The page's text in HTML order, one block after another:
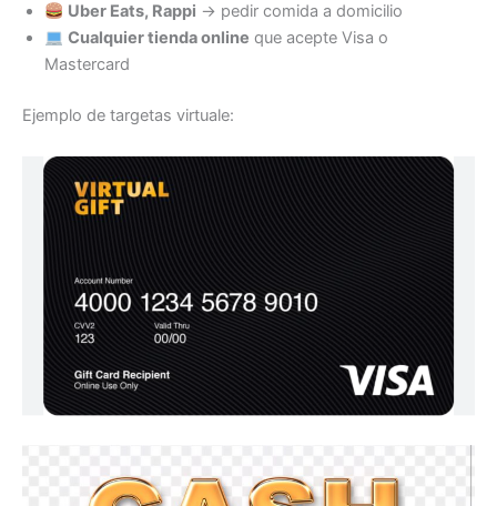
Uber Eats, Rappi → pedir comida a domicilio
Cualquier tienda online que acepte Visa o
Mastercard
Ejemplo de targetas virtuale: